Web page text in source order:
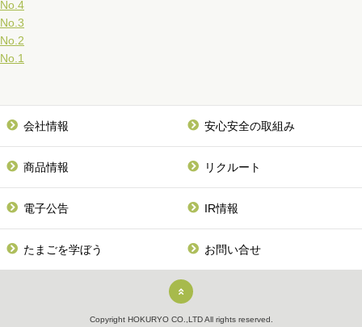
No.4
No.3
No.2
No.1
会社情報 安心安全の取組み
商品情報 リクルート
電子公告 IR情報
たまごを学ぼう お問い合せ
Copyright HOKURYO CO.,LTD All rights reserved.